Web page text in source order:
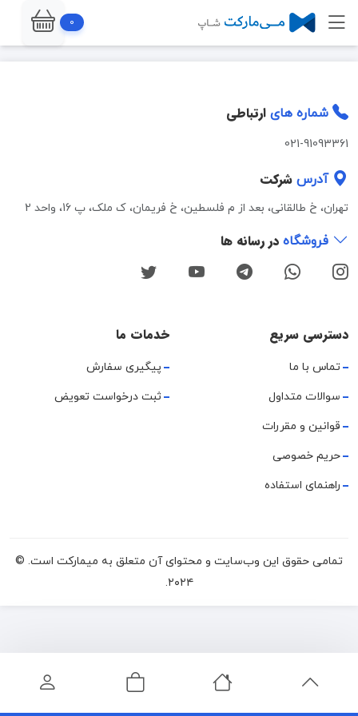
0
شماره های ارتباطی
021-91093361
آدرس شرکت
تهران، خ طالقانی، بعد از م فلسطین، خ فریمان، ک ملک، پ 16، واحد 2
فروشگاه در رسانه ها
دسترسی سریع
تماس با ما
سوالات متداول
قوانین و مقررات
حریم خصوصی
راهنمای استفاده
خدمات ما
پیگیری سفارش
ثبت درخواست تعویض
تمامی حقوق این وب‌سایت و محتوای آن متعلق به میمارکت است. ©
۲۰۲۴.